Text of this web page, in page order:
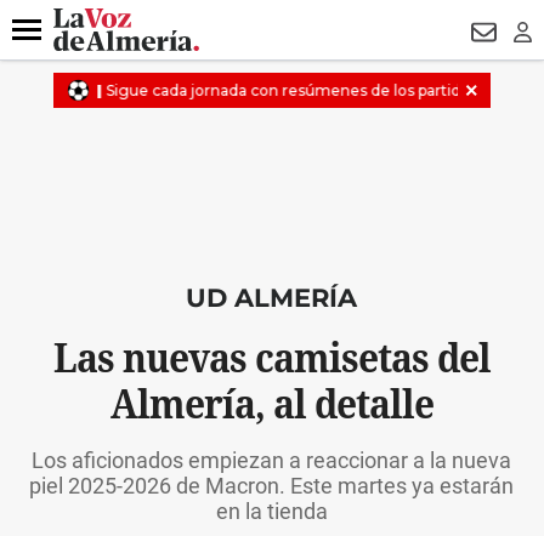
DESTACADO
Menú
UD ALMERÍA
Las nuevas camisetas del
Almería, al detalle
Los aficionados empiezan a reaccionar a la nueva
piel 2025-2026 de Macron. Este martes ya estarán
en la tienda